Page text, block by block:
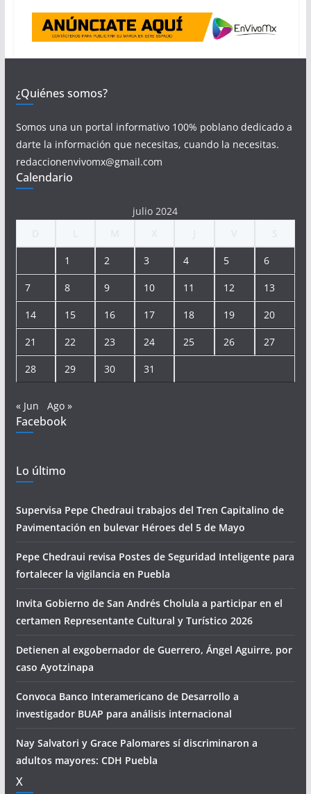
¿Quiénes somos?
Somos una un portal informativo 100% poblano dedicado a
darte la información que necesitas, cuando la necesitas.
redaccionenvivomx@gmail.com
Calendario
julio 2024
1 2 3 4 5 6
7 8 9 10 11 12 13
14 15 16 17 18 19 20
21 22 23 24 25 26 27
28 29 30 31
« Jun Ago »
Facebook
Lo último
Supervisa Pepe Chedraui trabajos del Tren Capitalino de
Pavimentación en bulevar Héroes del 5 de Mayo
Pepe Chedraui revisa Postes de Seguridad Inteligente para
fortalecer la vigilancia en Puebla
Invita Gobierno de San Andrés Cholula a participar en el
certamen Representante Cultural y Turístico 2026
Detienen al exgobernador de Guerrero, Ángel Aguirre, por
caso Ayotzinapa
Convoca Banco Interamericano de Desarrollo a
investigador BUAP para análisis internacional
Nay Salvatori y Grace Palomares sí discriminaron a
adultos mayores: CDH Puebla
X